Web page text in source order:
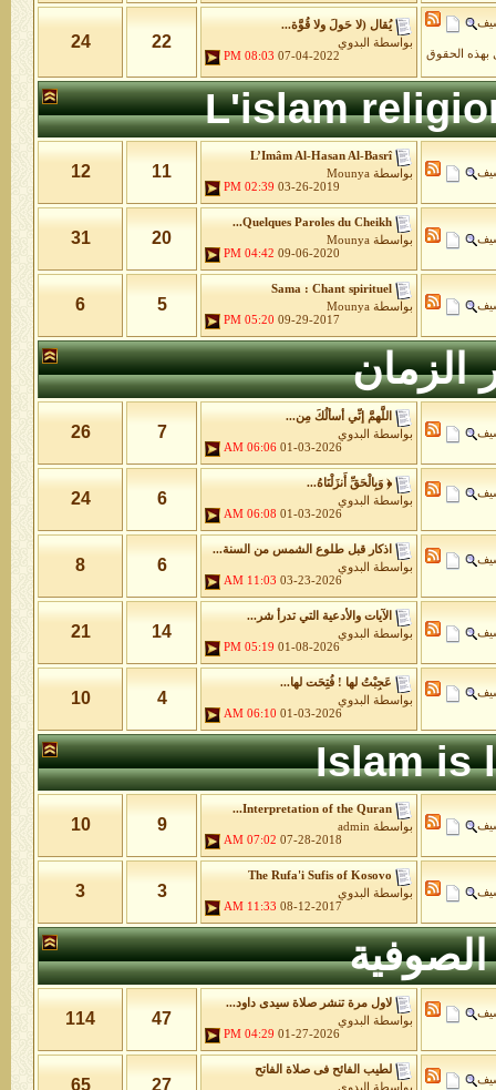
بهذه الحقوق
يُقال (لا حَولَ ولا قُوَّة...
بواسطة
البدوي
07-04-2022
08:03 PM
22
24
L'islam
L’Imâm Al-Hasan Al-Basrî
بواسطة Mounya
03-26-2019
02:39 PM
11
12
Quelques Paroles du Cheikh...
بواسطة Mounya
09-06-2020
04:42 PM
20
31
Sama : Chant spirituel
بواسطة Mounya
09-29-2017
05:20 PM
5
6
الزمان
اللَّهمَّ إنِّي أسألُكَ مِن...
بواسطة
البدوي
01-03-2026
06:06 AM
7
26
﴿ وَبِالْحَقِّ أَنزَلْنَاهُ...
بواسطة
البدوي
01-03-2026
06:08 AM
6
24
اذكار قبل طلوع الشمس من السنة...
بواسطة
البدوي
03-23-2026
11:03 AM
6
8
الآيات والأدعية التي تدرأ شر...
بواسطة
البدوي
01-08-2026
05:19 PM
14
21
عَجِبْتُ لها ! فُتِحَت لها...
بواسطة
البدوي
01-03-2026
06:10 AM
4
10
Islam is
Interpretation of the Quran...
بواسطة admin
07-28-2018
07:02 AM
9
10
The Rufa'i Sufis of Kosovo
بواسطة
البدوي
08-12-2017
11:33 AM
3
3
لاول مرة تنشر صلاة سيدى داود...
بواسطة
البدوي
01-27-2026
04:29 PM
47
114
لطيب الفائح فى صلاة الفاتح
بواسطة
البدوي
27
65